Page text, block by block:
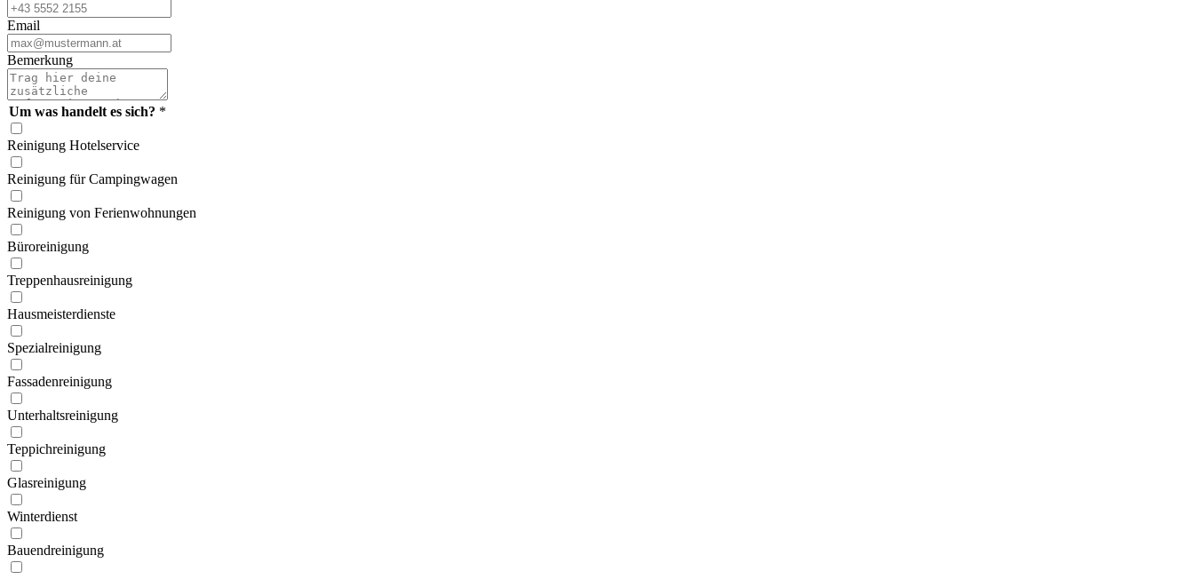
Email
Bemerkung
Um was handelt es sich? *
Reinigung Hotelservice
Reinigung für Campingwagen
Reinigung von Ferien­wohnungen
Büroreinigung
Treppen­hausreinigung
Hausmeister­dienste
Spezial­reinigung
Fassaden­reinigung
Unterhalts­reinigung
Teppich­reinigung
Glas­reinigung
Winter­dienst
Bauend­reinigung